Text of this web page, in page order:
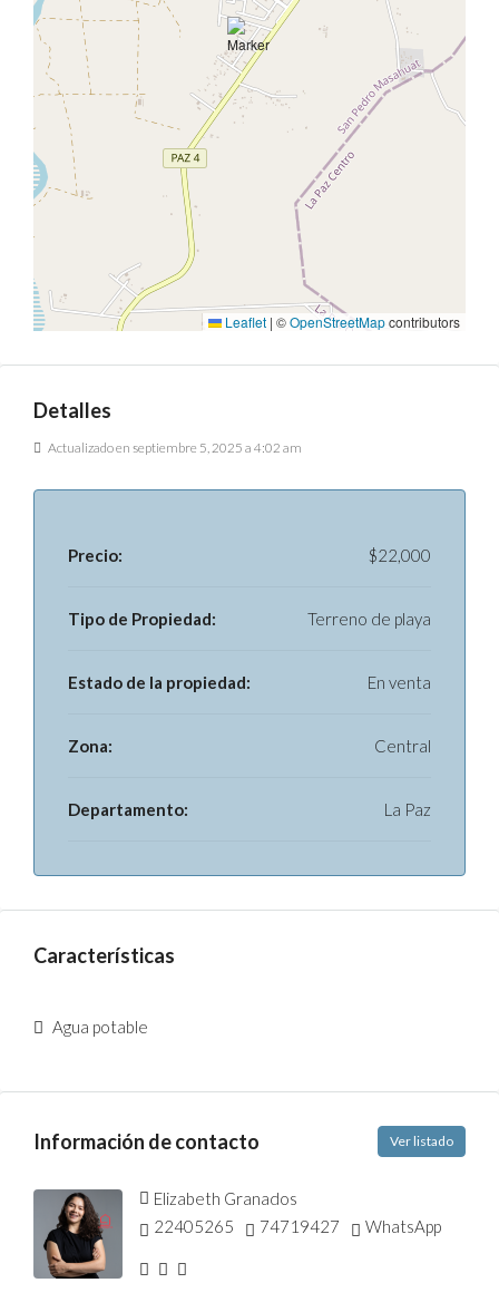
Leaflet | ©OpenStreetMapcontributors
Detalles
Actualizado en septiembre 5, 2025 a 4:02 am
Precio: $22,000
Tipo de Propiedad: Terreno de playa
Estado de la propiedad: En venta
Zona: Central
Departamento: La Paz
Características
Agua potable
Información de contacto Ver listado
Elizabeth Granados
22405265
74719427 WhatsApp